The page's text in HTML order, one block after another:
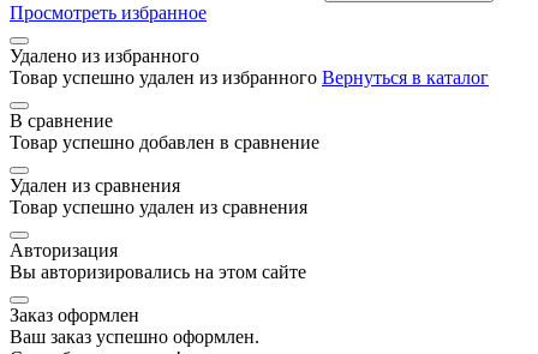
Просмотреть избранное
Удалено из избранного
Товар успешно удален из избранного Вернуться в каталог
В сравнение
Товар успешно добавлен в сравнение
Удален из сравнения
Товар успешно удален из сравнения
Авторизация
Вы авторизировались на этом сайте
Заказ оформлен
Ваш заказ успешно оформлен.